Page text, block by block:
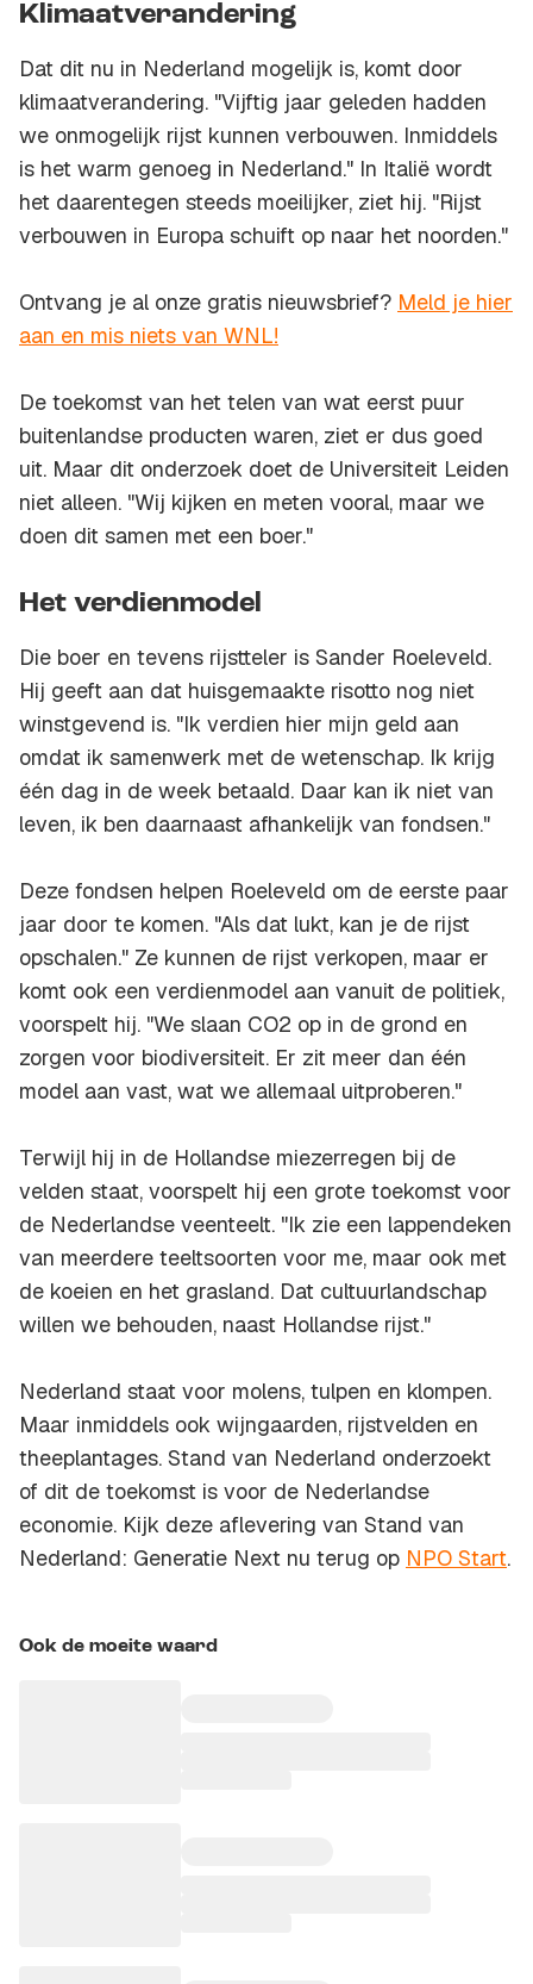
Klimaatverandering
Dat dit nu in Nederland mogelijk is, komt door
klimaatverandering. "Vijftig jaar geleden hadden
we onmogelijk rijst kunnen verbouwen. Inmiddels
is het warm genoeg in Nederland." In Italië wordt
het daarentegen steeds moeilijker, ziet hij. "Rijst
verbouwen in Europa schuift op naar het noorden."
Ontvang je al onze gratis nieuwsbrief? Meld je hier
aan en mis niets van WNL!
De toekomst van het telen van wat eerst puur
buitenlandse producten waren, ziet er dus goed
uit. Maar dit onderzoek doet de Universiteit Leiden
niet alleen. "Wij kijken en meten vooral, maar we
doen dit samen met een boer."
Het verdienmodel
Die boer en tevens rijstteler is Sander Roeleveld.
Hij geeft aan dat huisgemaakte risotto nog niet
winstgevend is. "Ik verdien hier mijn geld aan
omdat ik samenwerk met de wetenschap. Ik krijg
één dag in de week betaald. Daar kan ik niet van
leven, ik ben daarnaast afhankelijk van fondsen."
Deze fondsen helpen Roeleveld om de eerste paar
jaar door te komen. "Als dat lukt, kan je de rijst
opschalen." Ze kunnen de rijst verkopen, maar er
komt ook een verdienmodel aan vanuit de politiek,
voorspelt hij. "We slaan CO2 op in de grond en
zorgen voor biodiversiteit. Er zit meer dan één
model aan vast, wat we allemaal uitproberen."
Terwijl hij in de Hollandse miezerregen bij de
velden staat, voorspelt hij een grote toekomst voor
de Nederlandse veenteelt. "Ik zie een lappendeken
van meerdere teeltsoorten voor me, maar ook met
de koeien en het grasland. Dat cultuurlandschap
willen we behouden, naast Hollandse rijst."
Nederland staat voor molens, tulpen en klompen.
Maar inmiddels ook wijngaarden, rijstvelden en
theeplantages. Stand van Nederland onderzoekt
of dit de toekomst is voor de Nederlandse
economie. Kijk deze aflevering van Stand van
Nederland: Generatie Next nu terug op NPO Start.
Ook de moeite waard